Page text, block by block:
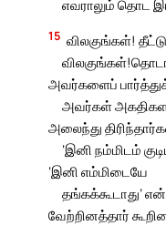
எவராலும் தொட
15 விலகுங்கள்!
அவர்களைப்
அவர்கள்
அலைந்து
‘இனி நம்மிடம்
‘இனி எம்மிடையே
தங்கக்கூடாது’
வேற்றினத்தார்